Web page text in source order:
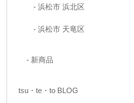
浜松市 浜北区
浜松市 天竜区
新商品
tsu・te・to BLOG